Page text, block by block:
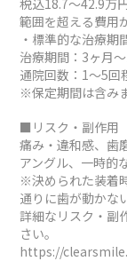
範囲を超える費用
・標準的な治療期
治療期間：3ヶ月
通院回数：1～5回
※保定期間は含みま
■リスク・副作用
痛み・違和感、歯
アングル、一時的
※決められた装着
通りに歯が動かな
詳細なリスク・副
さい。
https://